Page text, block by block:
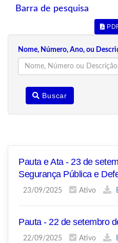
Barra de pesquisa
Nome, Número, Ano, ou
Buscar
Pauta e Ata - 23 de
Segurança Pública e
23/09/2025 Ativo
Pauta - 22 de setembro
22/09/2025 Ativo